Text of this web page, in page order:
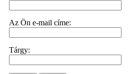
Az Ön e-mail címe:
Tárgy: